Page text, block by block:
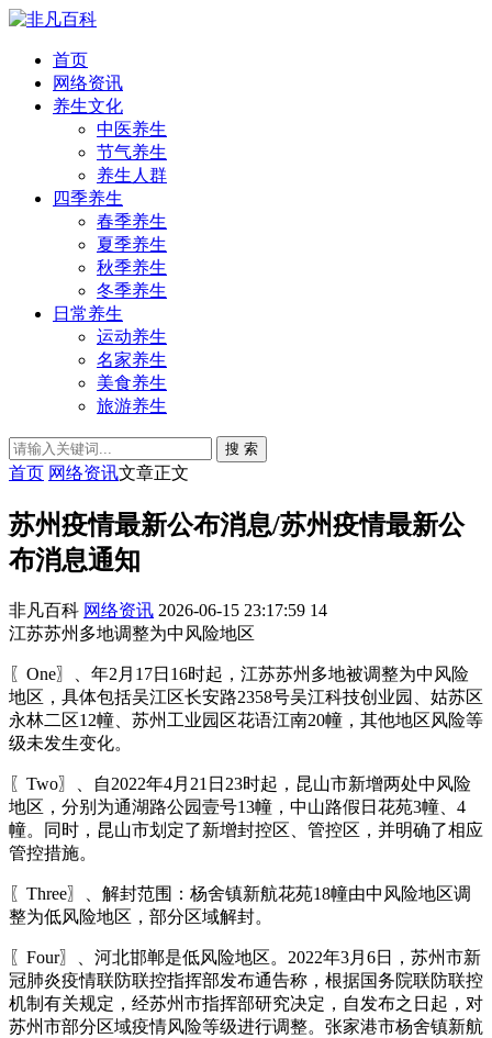
首页
网络资讯
养生文化
中医养生
节气养生
养生人群
四季养生
春季养生
夏季养生
秋季养生
冬季养生
日常养生
运动养生
名家养生
美食养生
旅游养生
搜 索
首页 网络资讯文章正文
苏州疫情最新公布消息/苏州疫情最新公
布消息通知
非凡百科 网络资讯 2026-06-15 23:17:59 14
江苏苏州多地调整为中风险地区
〖One〗、年2月17日16时起，江苏苏州多地被调整为中风险
地区，具体包括吴江区长安路2358号吴江科技创业园、姑苏区
永林二区12幢、苏州工业园区花语江南20幢，其他地区风险等
级未发生变化。
〖Two〗、自2022年4月21日23时起，昆山市新增两处中风险
地区，分别为通湖路公园壹号13幢，中山路假日花苑3幢、4
幢。同时，昆山市划定了新增封控区、管控区，并明确了相应
管控措施。
〖Three〗、解封范围：杨舍镇新航花苑18幢由中风险地区调
整为低风险地区，部分区域解封。
〖Four〗、河北邯郸是低风险地区。2022年3月6日，苏州市新
冠肺炎疫情联防联控指挥部发布通告称，根据国务院联防联控
机制有关规定，经苏州市指挥部研究决定，自发布之日起，对
苏州市部分区域疫情风险等级进行调整。张家港市杨舍镇新航